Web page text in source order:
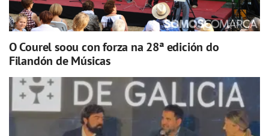
O Courel soou con forza na 28ª edición do
Filandón de Músicas